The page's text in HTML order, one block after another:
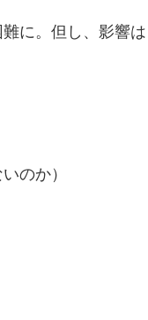
に。但し、影響は
のか）